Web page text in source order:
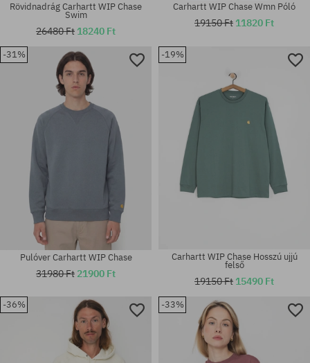
Elérhető méretek:
Elérhető méretek:
Elérhető méretek:
Rövidnadrág Carhartt WIP Chase
Swim
26480 Ft 18240 Ft
Elérhető méretek:
Carhartt WIP Chase Wmn Póló
19150 Ft 11820 Ft
-31%
Pulóver Carhartt WIP Chase
31980 Ft 21900 Ft
-19%
Carhartt WIP Chase Hosszú ujjú
felső
19150 Ft 15490 Ft
-36% -33%